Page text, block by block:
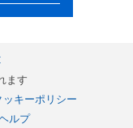
ます
ッキーポリシー
ルプ